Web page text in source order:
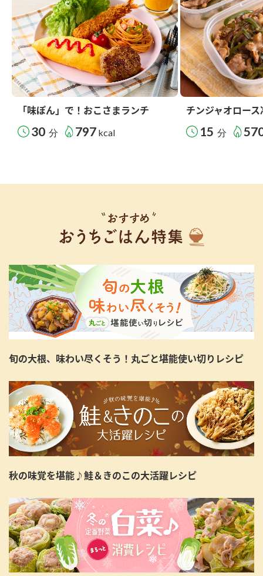
「味ぽん」で！おこさまランチ
30 分 797 kcal
チンジャオロー
15 分
旬の大根、味わい尽くそう！丸ごと堪能使い切りレシピ
秋の味覚を堪能♪鮭＆きのこの大活躍レシピ